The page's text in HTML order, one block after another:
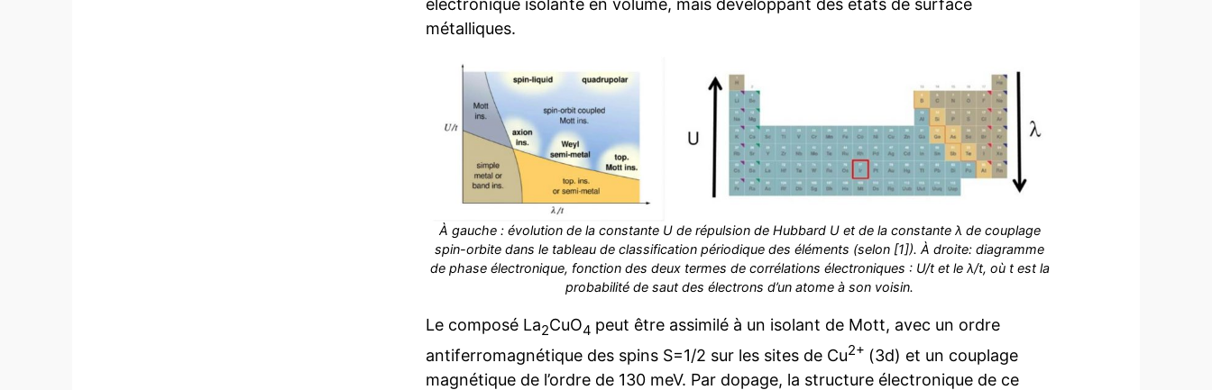
électronique isolante en volume, mais développant des états de surface
métalliques.
À gauche : évolution de la constante U de répulsion de Hubbard U et de la constante λ de couplage
spin-orbite dans le tableau de classification périodique des éléments (selon [1]). À droite: diagramme
de phase électronique, fonction des deux termes de corrélations électroniques : U/t et le λ/t, où t est la
probabilité de saut des électrons d’un atome à son voisin.
Le composé La2CuO4 peut être assimilé à un isolant de Mott, avec un ordre
antiferromagnétique des spins S=1/2 sur les sites de Cu2+ (3d) et un couplage
magnétique de l’ordre de 130 meV. Par dopage, la structure électronique de ce